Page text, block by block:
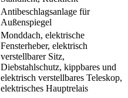
Antibeschlagsanlage für
Außenspiegel
Monddach, elektrische
Fensterheber, elektrisch
verstellbarer Sitz,
Diebstahlschutz, kippbares und
elektrisch verstellbares Teleskop,
elektrisches Hauptrelais